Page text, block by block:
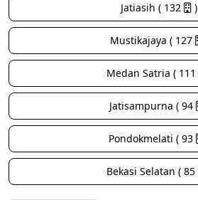
Jatiasih ( 132 )
Mustikajaya ( 127
Medan Satria ( 111
Jatisampurna ( 94
Pondokmelati ( 93
Bekasi Selatan ( 85